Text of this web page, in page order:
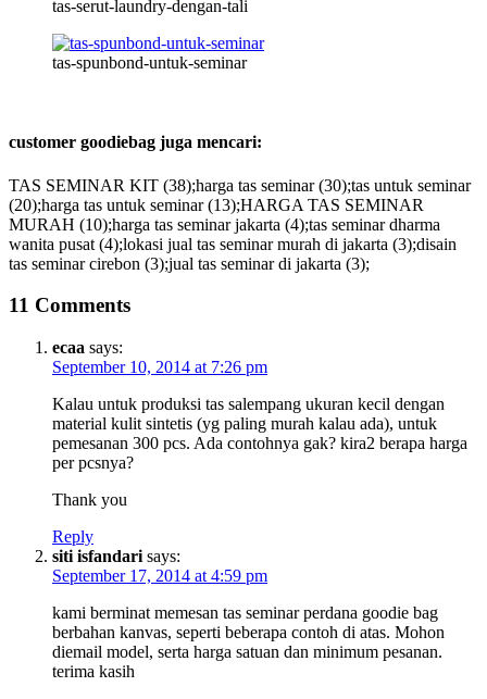
tas-serut-laundry-dengan-tali
tas-spunbond-untuk-seminar
customer goodiebag juga mencari:
TAS SEMINAR KIT (38);harga tas seminar (30);tas untuk seminar
(20);harga tas untuk seminar (13);HARGA TAS SEMINAR
MURAH (10);harga tas seminar jakarta (4);tas seminar dharma
wanita pusat (4);lokasi jual tas seminar murah di jakarta (3);disain
tas seminar cirebon (3);jual tas seminar di jakarta (3);
11 Comments
ecaa says:
September 10, 2014 at 7:26 pm
Kalau untuk produksi tas salempang ukuran kecil dengan
material kulit sintetis (yg paling murah kalau ada), untuk
pemesanan 300 pcs. Ada contohnya gak? kira2 berapa harga
per pcsnya?
Thank you
Reply
siti isfandari says:
September 17, 2014 at 4:59 pm
kami berminat memesan tas seminar perdana goodie bag
berbahan kanvas, seperti beberapa contoh di atas. Mohon
diemail model, serta harga satuan dan minimum pesanan.
terima kasih